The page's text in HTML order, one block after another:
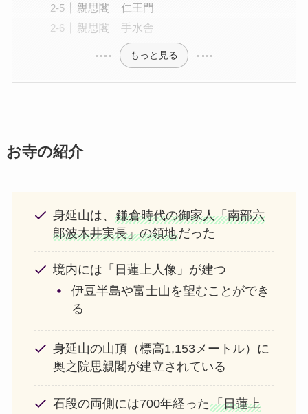
親思閣 仁王門
親思閣 手水舎
もっと見る
お寺の紹介
身延山は、鎌倉時代の御家人「南部六
郎波木井実長」の領地だった
境内には「日蓮上人像」が建つ
伊豆半島や富士山を望むことができ
る
身延山の山頂（標高1,153メートル）に
奥之院思親閣が建立されている
石段の両側には700年経った「日蓮上